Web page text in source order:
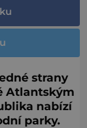
strany
Atlantským
nabízí
parky.